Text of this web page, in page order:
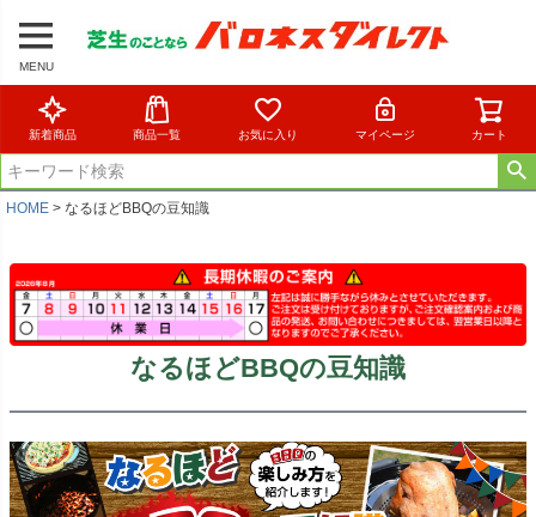
MENU
新着商品 商品一覧 お気に入り マイページ カート
HOME なるほどBBQの豆知識
なるほどBBQの豆知識